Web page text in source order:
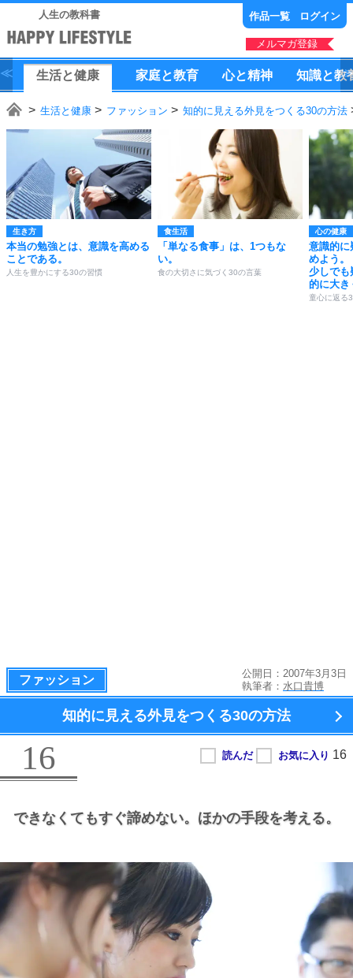
人生の教科書 作品一覧 ログイン
メルマガ登録
生活と健康 家庭と教育 心と精神 知識と教
生活と健康 ファッション 知的に見える外見をつくる30の方法
生き方
本当の勉強とは、意識を高める
ことである。
人生を豊かにする30の習慣
食生活
「単なる食事」は、1つもな
い。
食の大切さに気づく30の言葉
心の健康
意識的に
めよう。
少しでも
的に大き
童心に返る
ファッション
公開日：2007年3月3日
執筆者： 水口貴博
知的に見える外見をつくる30の方法
16
できなくてもすぐ諦めない。 ほかの手段を考える。